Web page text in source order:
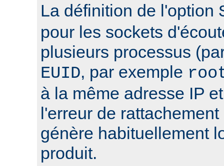
La définition de l'option
pour les sockets
plusieurs processus
EUID, par exemple
à la même adresse IP
l'erreur de
génère habituellement
produit.